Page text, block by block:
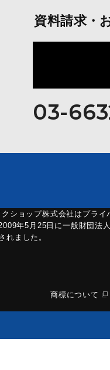
資料請求・
03-
ショップ株式会社はプライ
年5月25日に一般財団法
れました。
商標について